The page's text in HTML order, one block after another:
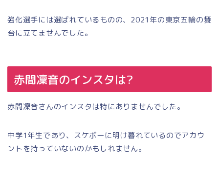
強化選手には選ばれているものの、2021年の東京五輪の舞
台に立てませんでした。
赤間凜音のインスタは?
赤間凜音さんのインスタは特にありませんでした。
中学1年生であり、スケボーに明け暮れているのでアカウ
ントを持っていないのかもしれません。